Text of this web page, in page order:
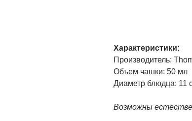
Характеристики:
Производитель:
Объем чашки: 50 мл
Диаметр блюдца: 11
Возможны